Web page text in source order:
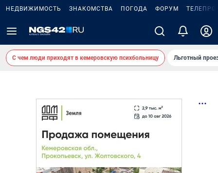
НЕДВИЖИМОСТЬ ЗНАКОМСТВА ПОГОДА ФОРУМ
С чем люди приходят в кемеровскую психбольницу Льготный